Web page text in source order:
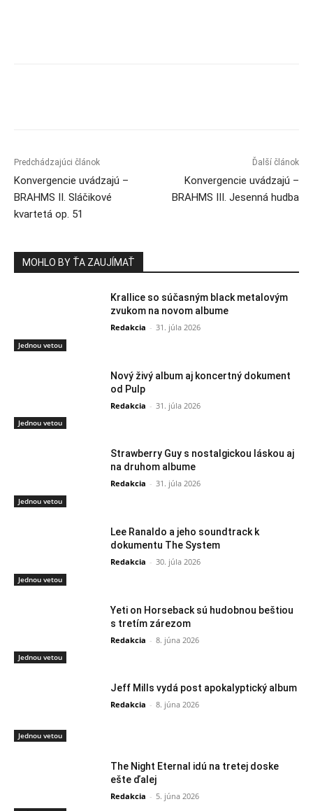
Predchádzajúci článok
Konvergencie uvádzajú –
BRAHMS II. Sláčikové
kvartetá op. 51
Ďalší článok
Konvergencie uvádzajú –
BRAHMS III. Jesenná hudba
MOHLO BY ŤA ZAUJÍMAŤ
Jednou vetou
Krallice so súčasným black metalovým
zvukom na novom albume
Redakcia - 31. júla 2026
Jednou vetou
Nový živý album aj koncertný dokument
od Pulp
Redakcia - 31. júla 2026
Jednou vetou
Strawberry Guy s nostalgickou láskou aj
na druhom albume
Redakcia - 31. júla 2026
Jednou vetou
Lee Ranaldo a jeho soundtrack k
dokumentu The System
Redakcia - 30. júla 2026
Jednou vetou
Yeti on Horseback sú hudobnou beštiou
s tretím zárezom
Redakcia - 8. júna 2026
Jednou vetou
Jeff Mills vydá post apokalyptický album
Redakcia - 8. júna 2026
The Night Eternal idú na tretej doske
ešte ďalej
Redakcia - 5. júna 2026